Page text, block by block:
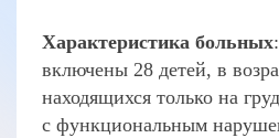
Характеристика больных
включены 28 детей, в
находящихся только на
с функциональным